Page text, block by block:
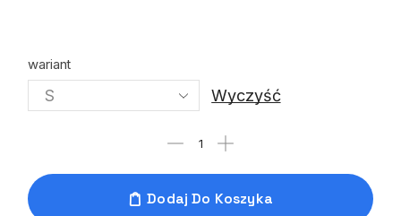
wariant
Wyczyść
Dodaj Do Koszyka